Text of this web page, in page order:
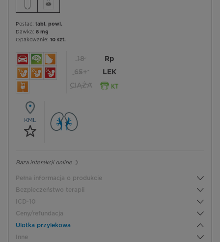
Postać: tabl. powl.
Dawka: 8 mg
Opakowanie: 10 szt.
18
65+
CIĄŻA
Rp
LEK
KML
Baza interakcji online
Pełna informacja o produkcie
Bezpieczeństwo terapii
ICD-10
Ceny/refundacja
Ulotka przylekowa
Inne